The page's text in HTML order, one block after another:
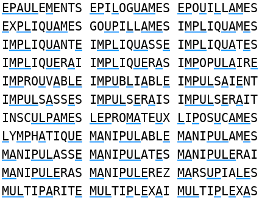
EPAULEMENTS EPILOGUAMES EPOUILLAMES
EXPLIQUAMES GOUPILLAMES IMPLIQUAMES
IMPLIQUANTE IMPLIQUASSE IMPLIQUATES
IMPLIQUERAI IMPLIQUERAS IMPOPULAIRE
IMPROUVABLE IMPUBLIABLE IMPULSAIENT
IMPULSASSES IMPULSERAIS IMPULSERAIT
INSCULPAMES LEPROMATEUX LIPOSUCAMES
LYMPHATIQUE MANIPULABLE MANIPULAMES
MANIPULASSE MANIPULATES MANIPULERAI
MANIPULERAS MANIPULEREZ MARSUPIALES
MULTIPARITE MULTIPLEXAI MULTIPLEXAS